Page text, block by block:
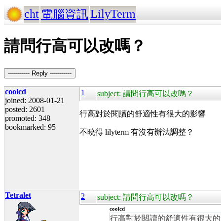
cht 電腦資訊LilyTerm
請問行高可以改嗎？
----------- Reply -----------
coolcd
joined: 2008-01-21
posted: 2601
promoted: 348
bookmarked: 95
1 subject: 請問行高可以改嗎？
行高對於閱讀的舒適性有很大的影響
不曉得 lilyterm 有沒有辦法調整？
Tetralet 2 subject: 請問行高可以改嗎？
coolcd
行高對於閱讀的舒適性有很大